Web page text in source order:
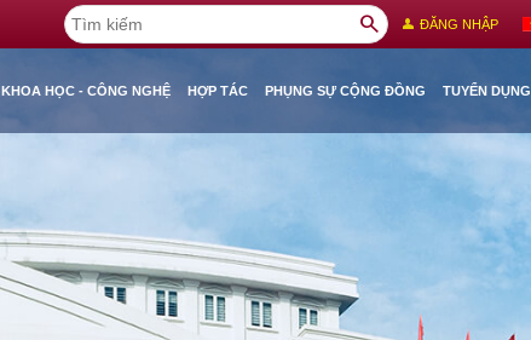
search person ĐĂNG NHẬP
KHOA HỌC - CÔNG NGHỆ HỢP TÁC PHỤNG SỰ CỘNG ĐỒNG TUYỂN DỤNG